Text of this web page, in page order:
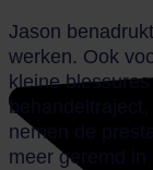
Jason
werken. Ook
kleine
nemen de
meer geremd in